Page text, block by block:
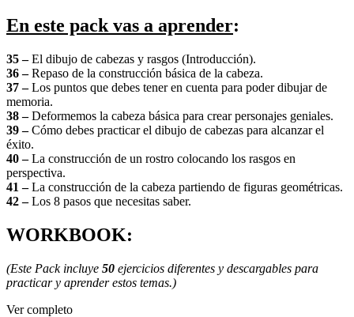
En este pack vas a aprender:
35 –El dibujo de cabezas y rasgos (Introducción).
36 –Repaso de la construcción básica de la cabeza.
37 –Los puntos que debes tener en cuenta para poder dibujar de
memoria.
38 –Deformemos la cabeza básica para crear personajes geniales.
39 –Cómo debes practicar el dibujo de cabezas para alcanzar el
éxito.
40 –La construcción de un rostro colocando los rasgos en
perspectiva.
41 –La construcción de la cabeza partiendo de figuras geométricas.
42 –Los 8 pasos que necesitas saber.
WORKBOOK:
(Este Pack incluye 50 ejercicios diferentes y descargables para
practicar y aprender estos temas.)
Ver completo